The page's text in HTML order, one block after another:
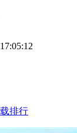
排行